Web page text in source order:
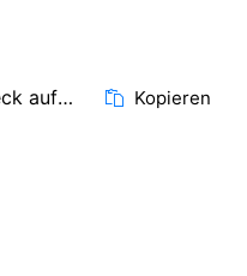
Kleines schwarzes Dreieck aufwärts Kopieren